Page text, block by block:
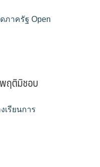
ภาครัฐ Open
พฤติมิชอบ
เรียนการ